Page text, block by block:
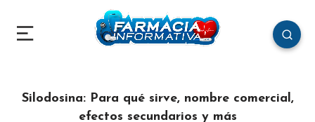
Silodosina: Para qué sirve, nombre comercial,
efectos secundarios y más